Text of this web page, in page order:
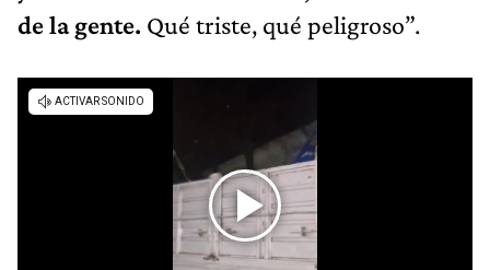
de la gente. Qué triste, qué peligroso”.